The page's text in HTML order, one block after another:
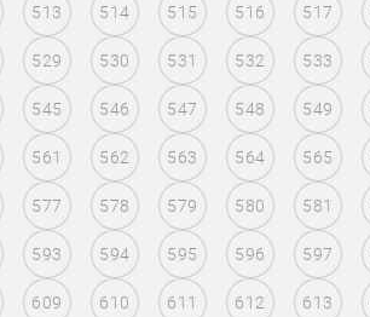
513 514 515 516 517
529 530 531 532 533
545 546 547 548 549
561 562 563 564 565
577 578 579 580 581
593 594 595 596 597
609 610 611 612 613